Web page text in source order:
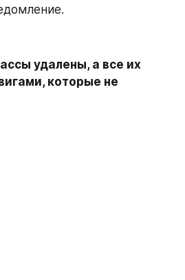
удалены, а все их
которые не